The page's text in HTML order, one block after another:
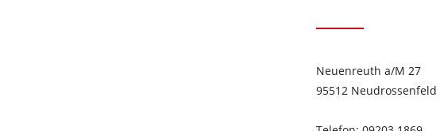
Neuenreuth a/M 27
95512 Neudrossenfeld